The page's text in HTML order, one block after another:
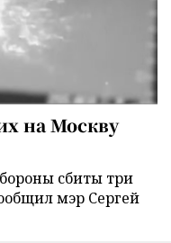
на Москву
сбиты три
мэр Сергей